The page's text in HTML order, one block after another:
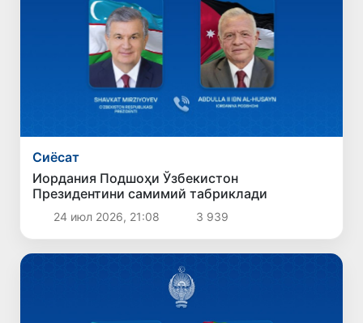
Сиёсат
Иордания Подшоҳи Ўзбекистон
Президентини самимий табриклади
24 июл 2026, 21:08 3 939